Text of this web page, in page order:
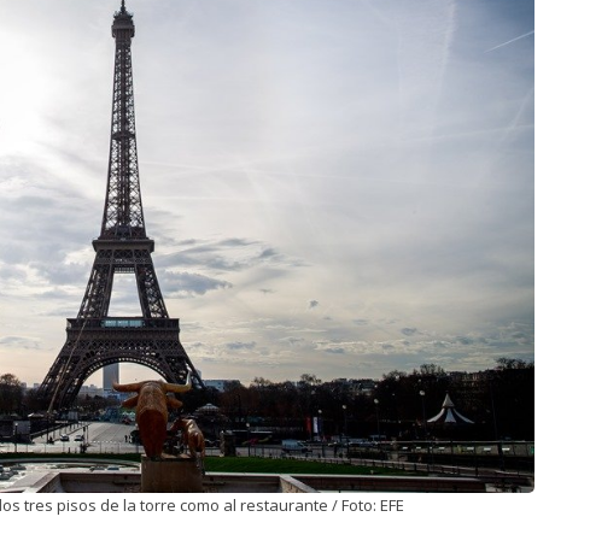
tres pisos de la torre como al restaurante / Foto: EFE